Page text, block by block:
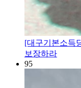
[대구기본소득
보장하라
95